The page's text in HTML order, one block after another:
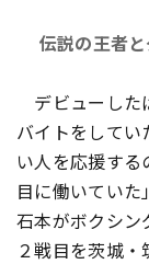
伝説の王者と
デビューした
バイトをして
い人を応援す
目に働いてい
石本がボクシン
２戦目を茨城